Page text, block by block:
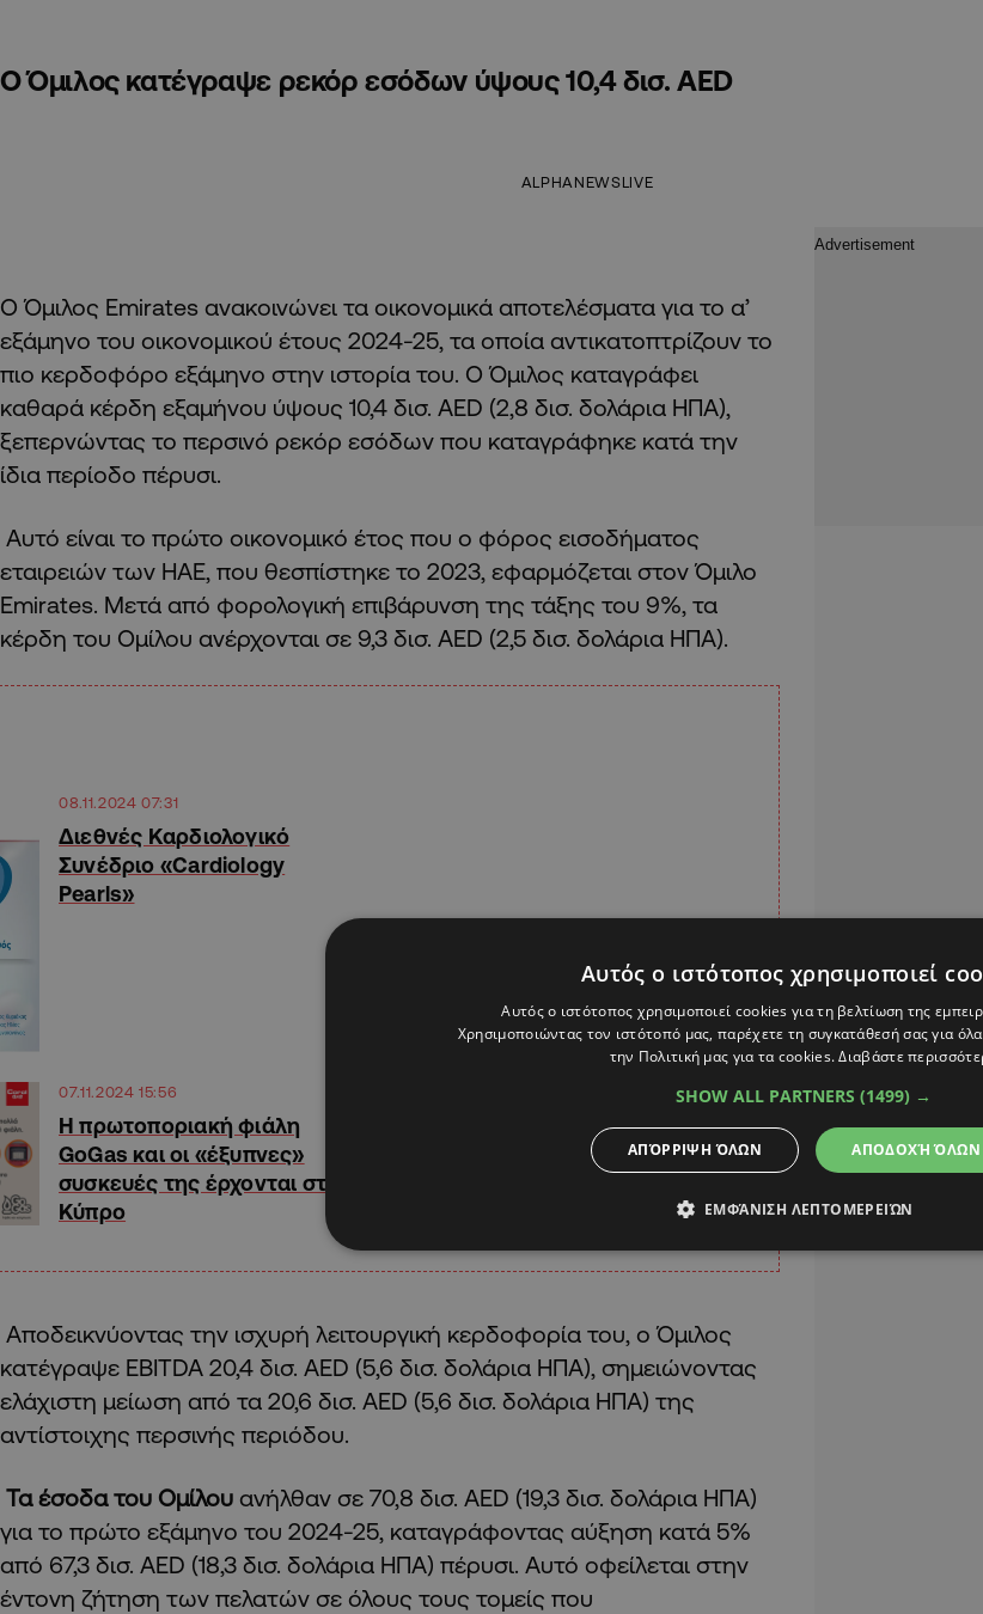
Ο Όμιλος κατέγραψε ρεκόρ εσόδων ύψους 10,4 δισ. AED
ALPHANEWSLIVE
Ο Όμιλος Emirates ανακοινώνει τα οικονομικά αποτελέσματα για το α’
εξάμηνο του οικονομικού έτους 2024-25, τα οποία αντικατοπτρίζουν το
πιο κερδοφόρο εξάμηνο στην ιστορία του. Ο Όμιλος καταγράφει
καθαρά κέρδη εξαμήνου ύψους 10,4 δισ. AED (2,8 δισ. δολάρια ΗΠΑ),
ξεπερνώντας το περσινό ρεκόρ εσόδων που καταγράφηκε κατά την
ίδια περίοδο πέρυσι.
Αυτό είναι το πρώτο οικονομικό έτος που ο φόρος εισοδήματος
εταιρειών των ΗΑΕ, που θεσπίστηκε το 2023, εφαρμόζεται στον Όμιλο
Emirates. Μετά από φορολογική επιβάρυνση της τάξης του 9%, τα
κέρδη του Ομίλου ανέρχονται σε 9,3 δισ. AED (2,5 δισ. δολάρια ΗΠΑ).
08.11.2024 07:31
Διεθνές Καρδιολογικό
Συνέδριο «Cardiology
Pearls»
07.11.2024 15:56
Η πρωτοποριακή φιάλη
GoGas και οι «έξυπνες»
συσκευές της έρχονται στην
Κύπρο
Αποδεικνύοντας την ισχυρή λειτουργική κερδοφορία του, ο Όμιλος
κατέγραψε EBITDA 20,4 δισ. AED (5,6 δισ. δολάρια ΗΠΑ), σημειώνοντας
ελάχιστη μείωση από τα 20,6 δισ. AED (5,6 δισ. δολάρια ΗΠΑ) της
αντίστοιχης περσινής περιόδου.
Τα έσοδα του Ομίλου ανήλθαν σε 70,8 δισ. AED (19,3 δισ. δολάρια ΗΠΑ)
για το πρώτο εξάμηνο του 2024-25, καταγράφοντας αύξηση κατά 5%
από 67,3 δισ. AED (18,3 δισ. δολάρια ΗΠΑ) πέρυσι. Αυτό οφείλεται στην
έντονη ζήτηση των πελατών σε όλους τους τομείς που
Αυτός ο ιστότοπος χρησιμοποιεί
Αυτός ο ιστότοπος χρησιμοποιεί cookies για τη βελτίωση της
Χρησιμοποιώντας τον ιστότοπό μας, παρέχετε τη συγκατάθεσή σας για
την Πολιτική μας για τα cookies.Διαβάστε
SHOW ALL PARTNERS (1499) →
ΑΠΟΔΟΧΉ ΌΛΩΝ
ΑΠΌΡΡΙΨΗ ΌΛΩΝ
ΕΜΦΆΝΙΣΗ ΛΕΠΤΟΜΕΡΕΙΏΝ